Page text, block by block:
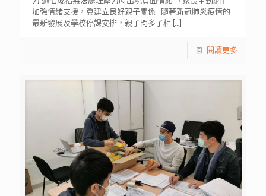
加強情緒支援，冀建立良好親子關係 隨著新冠肺炎疫情的
最新發展及學校停課安排，親子間多了相 […]
閱讀更多